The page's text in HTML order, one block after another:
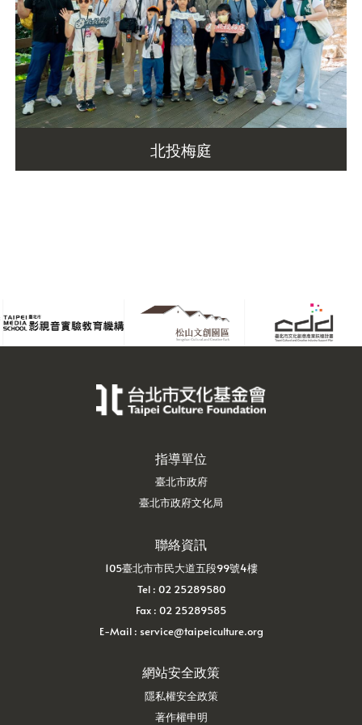
北投梅庭
指導單位
臺北市政府
臺北市政府文化局
聯絡資訊
105臺北市市民大道五段99號4樓
Tel : 02 25289580
Fax : 02 25289585
E-Mail : service@taipeiculture.org
網站安全政策
隱私權安全政策
著作權申明